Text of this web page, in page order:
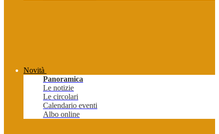
Novità
Panoramica
Le notizie
Le circolari
Calendario eventi
Albo online